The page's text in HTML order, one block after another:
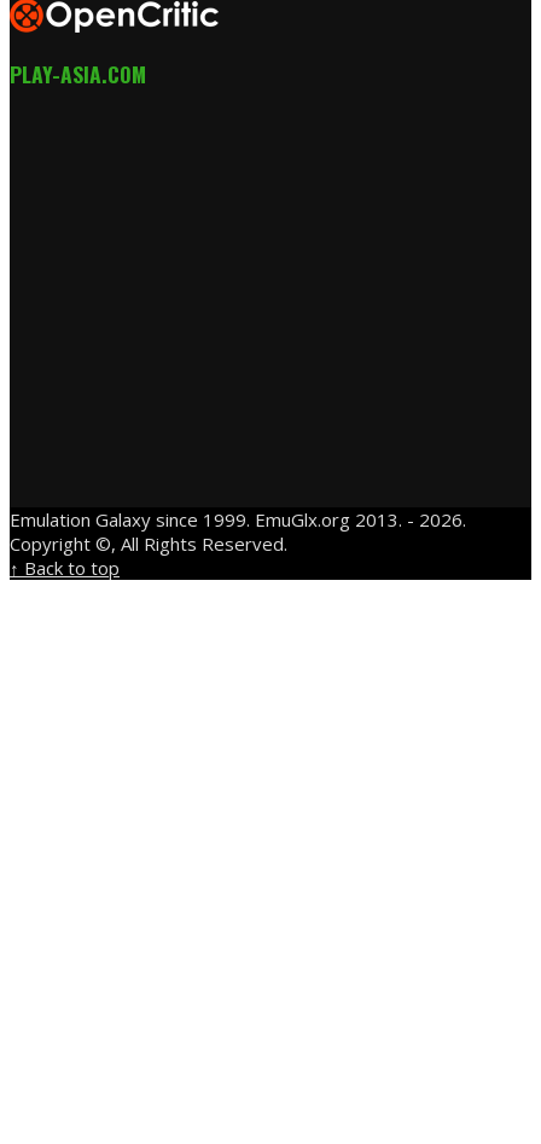
PLAY-ASIA.COM
Emulation Galaxy since 1999. EmuGlx.org 2013. - 2026.
Copyright ©, All Rights Reserved.
↑ Back to top